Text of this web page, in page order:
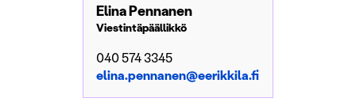
Elina Pennanen
Viestintäpäällikkö
040 574 3345
elina.pennanen@eerikkila.fi